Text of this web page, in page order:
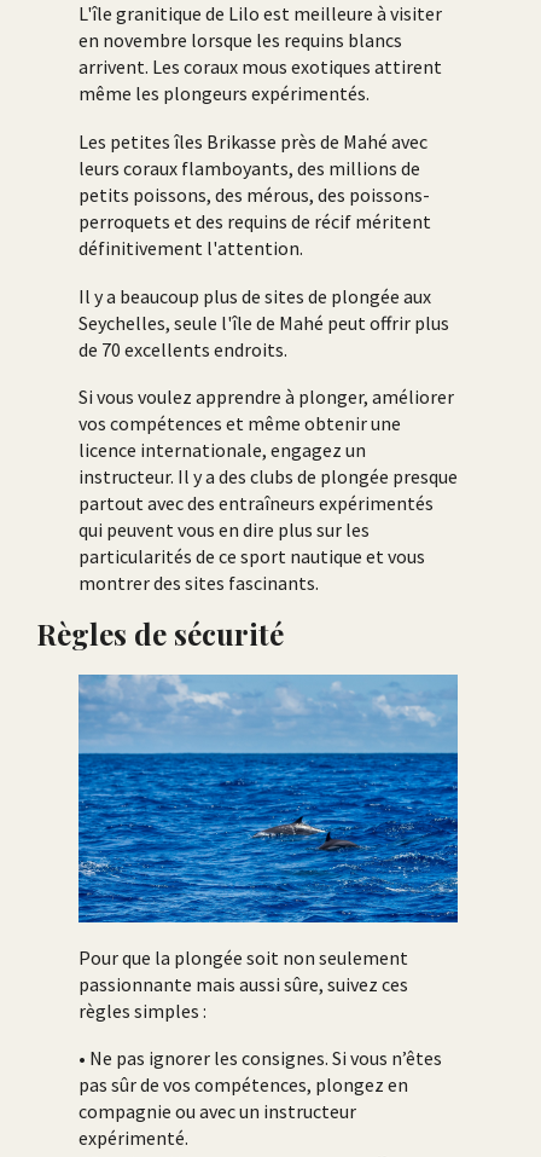
L'île granitique de Lilo est meilleure à visiter
en novembre lorsque les requins blancs
arrivent. Les coraux mous exotiques attirent
même les plongeurs expérimentés.
Les petites îles Brikasse près de Mahé avec
leurs coraux flamboyants, des millions de
petits poissons, des mérous, des poissons-
perroquets et des requins de récif méritent
définitivement l'attention.
Il y a beaucoup plus de sites de plongée aux
Seychelles, seule l'île de Mahé peut offrir plus
de 70 excellents endroits.
Si vous voulez apprendre à plonger, améliorer
vos compétences et même obtenir une
licence internationale, engagez un
instructeur. Il y a des clubs de plongée presque
partout avec des entraîneurs expérimentés
qui peuvent vous en dire plus sur les
particularités de ce sport nautique et vous
montrer des sites fascinants.
Règles de sécurité
Pour que la plongée soit non seulement
passionnante mais aussi sûre, suivez ces
règles simples :
• Ne pas ignorer les consignes. Si vous n’êtes
pas sûr de vos compétences, plongez en
compagnie ou avec un instructeur
expérimenté.